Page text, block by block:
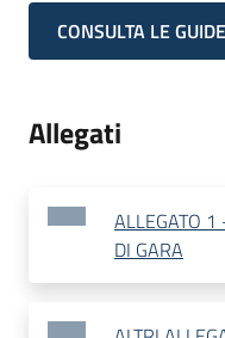
CONSULTA LE
Allegati
ALLEGATO 1
DI GARA